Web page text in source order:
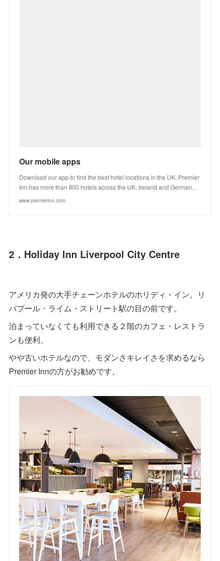
Our mobile apps
Download our app to find the best hotel locations in the UK. Premier
Inn has more than 800 hotels across the UK, Ireland and German…
www.premierinn.com
2．Holiday Inn Liverpool City Centre
アメリカ発の大手チェーンホテルのホリディ・イン。リ
バプール・ライム・ストリート駅の目の前です。
泊まっていなくても利用できる２階のカフェ・レストラ
ンも便利。
やや古いホテルなので、モダンさキレイさを求めるなら
Premier Innの方がお勧めです。